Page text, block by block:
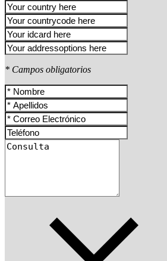
* Campos obligatorios